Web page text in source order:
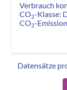
Verbrauch
CO2-Klasse:
CO2-
Datensätze